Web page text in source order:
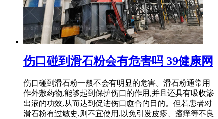
伤口碰到滑石粉会有危害吗 39健康网
伤口碰到滑石粉一般不会有明显的危害。滑石粉通常用
作外敷药物,能够起到保护伤口的作用,并且还具有吸收渗
出液的功效,从而达到促进伤口愈合的目的。但若患者对
滑石粉有过敏史,则不宜使用,以免引发皮疹、瘙痒等不良